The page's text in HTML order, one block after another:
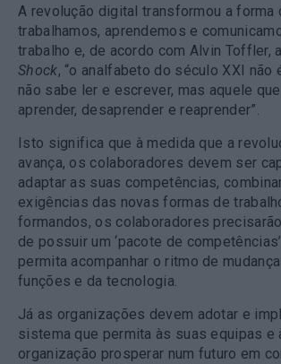
A revolução digital transformou a forma
trabalhamos, aprendemos e
trabalho e, de acordo com Alvin Toffler,
Shock, “o analfabeto do século XXI não
não sabe ler e escrever, mas aquele
aprender, desaprender e reaprender”.
Isto significa que à medida que a
avança, os colaboradores devem ser
adaptar as suas competências,
exigências das novas formas de
formandos, os colaboradores
de possuir um ‘pacote de
permita acompanhar o ritmo de
funções e da tecnologia.
Já as organizações devem adotar e
sistema que permita às suas equipas e
organização prosperar num futuro em